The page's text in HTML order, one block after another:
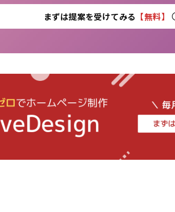
まずは提案を受けてみる 【無料】